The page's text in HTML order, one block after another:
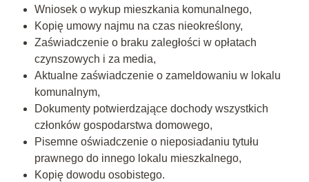
Wniosek o wykup mieszkania komunalnego,
Kopię umowy najmu na czas nieokreślony,
Zaświadczenie o braku zaległości w opłatach
czynszowych i za media,
Aktualne zaświadczenie o zameldowaniu w lokalu
komunalnym,
Dokumenty potwierdzające dochody wszystkich
członków gospodarstwa domowego,
Pisemne oświadczenie o nieposiadaniu tytułu
prawnego do innego lokalu mieszkalnego,
Kopię dowodu osobistego.